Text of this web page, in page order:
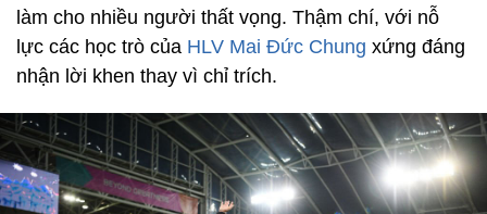
làm cho nhiều người thất vọng. Thậm chí, với nỗ
lực các học trò của HLV Mai Đức Chung xứng đáng
nhận lời khen thay vì chỉ trích.